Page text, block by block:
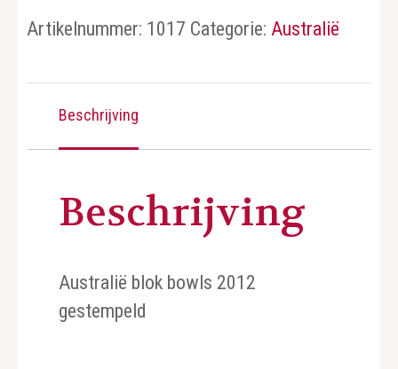
Artikelnummer: 1017 Categorie: Australië
Beschrijving
Beschrijving
Australië blok bowls 2012
gestempeld